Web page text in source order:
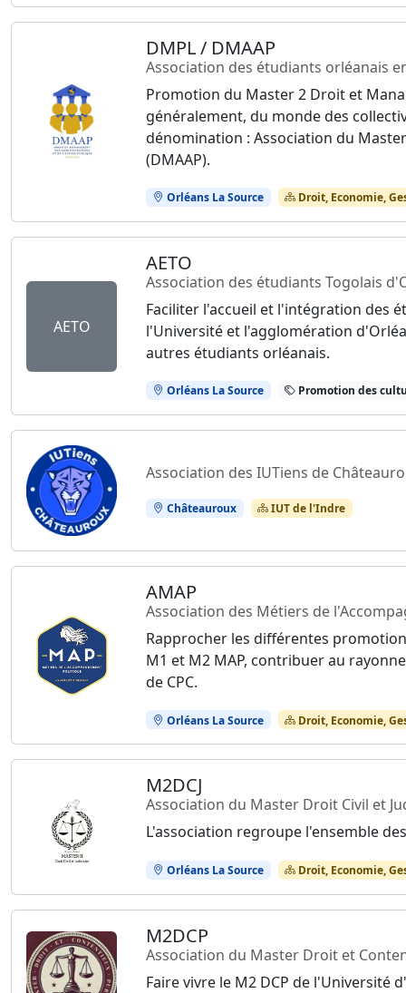
DMPL / DMAAP
Association des étudiants orléanais
Promotion du Master 2 Droit et
généralement, du monde des
dénomination : Association du
(DMAAP).
Orléans La Source Droit, Economie,
AETO
AETO
Association des étudiants Togolais
Faciliter l'accueil et l'intégration des
l'Université et l'agglomération
autres étudiants orléanais.
Orléans La Source Promotion des
Association des IUTiens de
Châteauroux IUT de l'Indre
AMAP
Association des Métiers de
Rapprocher les différentes
M1 et M2 MAP, contribuer au
de CPC.
Orléans La Source Droit, Economie,
M2DCJ
Association du Master Droit Civil et
L'association regroupe l'ensemble
Orléans La Source Droit, Economie,
M2DCP
Association du Master Droit et
Faire vivre le M2 DCP de